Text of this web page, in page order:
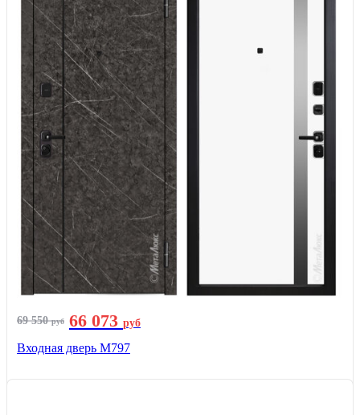
69 550руб 66 073 руб
Входная дверь М797